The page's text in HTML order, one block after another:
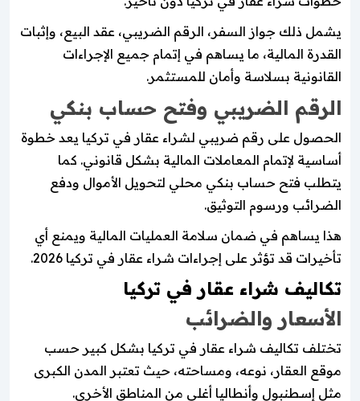
يشمل ذلك جواز السفر، الرقم الضريبي، عقد البيع، وإثبات
القدرة المالية، ما يساهم في إتمام جميع الإجراءات
القانونية بسلاسة وأمان للمستثمر.
الرقم الضريبي وفتح حساب بنكي
الحصول على رقم ضريبي لشراء عقار في تركيا يعد خطوة
أساسية لإتمام المعاملات المالية بشكل قانوني. كما
يتطلب فتح حساب بنكي محلي لتحويل الأموال ودفع
الضرائب ورسوم التوثيق.
هذا يساهم في ضمان سلامة العمليات المالية ويمنع أي
تأخيرات قد تؤثر على إجراءات شراء عقار في تركيا 2026.
تكاليف شراء عقار في تركيا
الأسعار والضرائب
تختلف تكاليف شراء عقار في تركيا بشكل كبير حسب
موقع العقار، نوعه، ومساحته، حيث تعتبر المدن الكبرى
مثل إسطنبول وأنطاليا أغلى من المناطق الأخرى.